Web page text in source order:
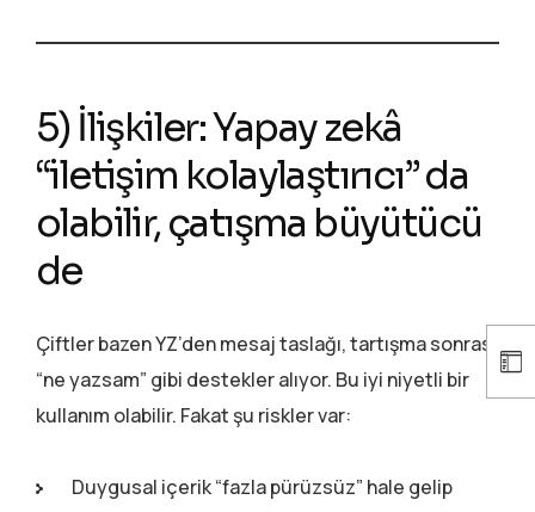
5) İlişkiler: Yapay zekâ
“iletişim kolaylaştırıcı” da
olabilir, çatışma büyütücü
de
Çiftler bazen YZ’den mesaj taslağı, tartışma sonrası
“ne yazsam” gibi destekler alıyor. Bu iyi niyetli bir
kullanım olabilir. Fakat şu riskler var:
Duygusal içerik “fazla pürüzsüz” hale gelip